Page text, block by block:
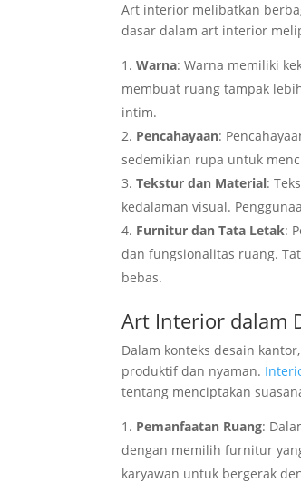
Art interior melibatkan
dasar dalam art interior
Warna: Warna memiliki
membuat ruang tampak
intim.
Pencahayaan:
sedemikian rupa untuk
Tekstur dan Material:
kedalaman visual.
Furnitur dan Tata Letak:
dan fungsionalitas ruang.
bebas.
Art Interior dalam
Dalam konteks desain
produktif dan nyaman.
tentang menciptakan
Pemanfaatan Ruang:
dengan memilih furnitur
karyawan untuk bergerak